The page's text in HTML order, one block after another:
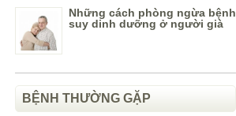
Những cách phòng ngừa bệnh
suy dinh dưỡng ở người già
BỆNH THƯỜNG GẶP